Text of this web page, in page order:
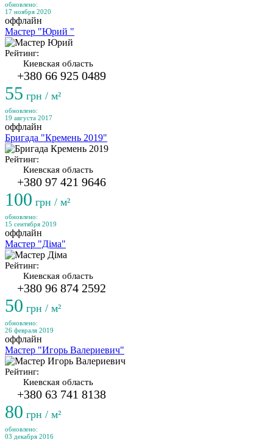
обновлено:
17 ноября 2020
оффлайн
Мастер "Юрий "
Рейтинг:
Киевская область
+380 66 925 0489
55 грн / м²
обновлено:
19 августа 2017
оффлайн
Бригада "Кремень 2019"
Рейтинг:
Киевская область
+380 97 421 9646
100 грн / м²
обновлено:
15 сентября 2019
оффлайн
Мастер "Діма"
Рейтинг:
Киевская область
+380 96 874 2592
50 грн / м²
обновлено:
26 февраля 2019
оффлайн
Мастер "Игорь Валериевич"
Рейтинг:
Киевская область
+380 63 741 8138
80 грн / м²
обновлено:
03 декабря 2016